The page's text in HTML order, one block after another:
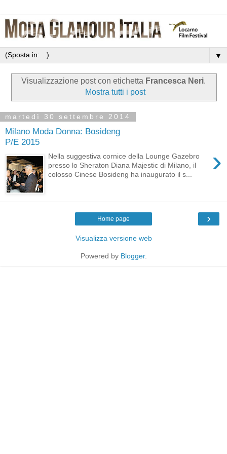
▼
Visualizzazione post con etichetta Francesca Neri.
Mostra tutti i post
martedì 30 settembre 2014
Milano Moda Donna: Bosideng
P/E 2015
›
Nella suggestiva cornice della Lounge Gazebro
presso lo Sheraton Diana Majestic di Milano, il
colosso Cinese Bosideng ha inaugurato il s...
›
Home page
Visualizza versione web
Powered by Blogger.